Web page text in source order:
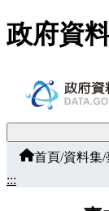
跳至主要內容
政府資
首頁/資料集/
:::